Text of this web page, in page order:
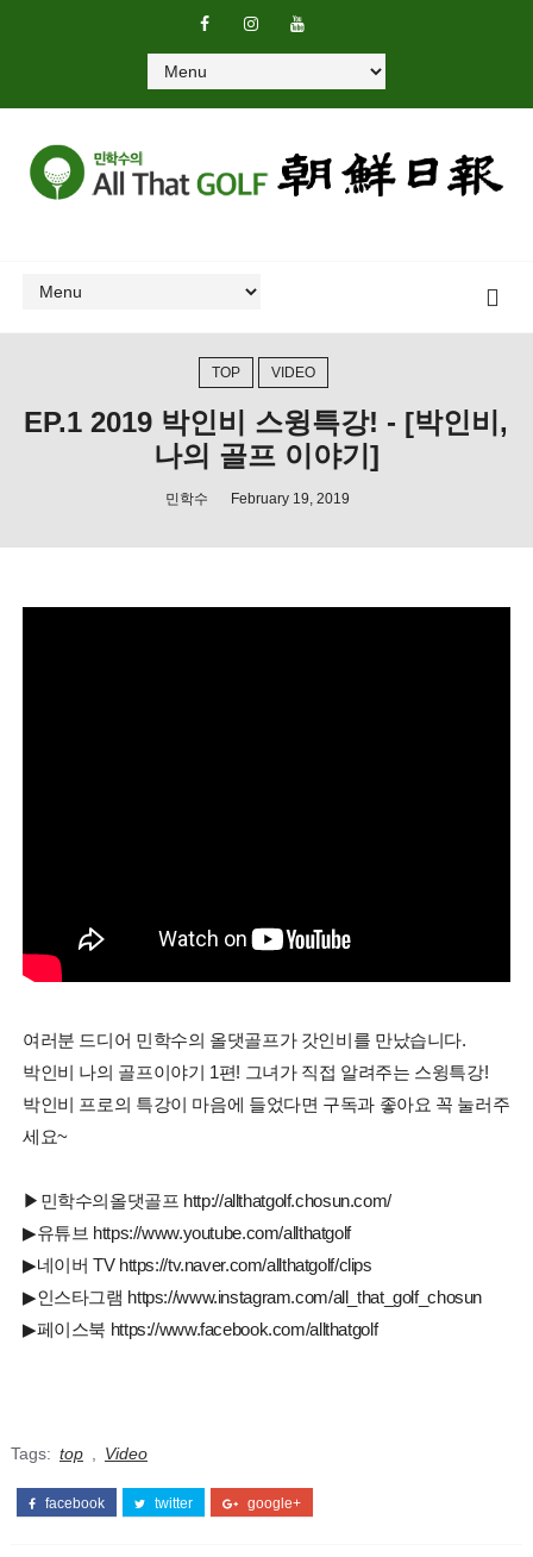
TOP VIDEO
EP.1 2019 박인비 스윙특강! - [박인비,
나의 골프 이야기]
민학수 February 19, 2019
여러분 드디어 민학수의 올댓골프가 갓인비를 만났습니다.
박인비 나의 골프이야기 1편! 그녀가 직접 알려주는 스윙특강!
박인비 프로의 특강이 마음에 들었다면 구독과 좋아요 꼭 눌러주
세요~
▶민학수의올댓골프 http://allthatgolf.chosun.com/
▶유튜브 https://www.youtube.com/allthatgolf
▶네이버 TV https://tv.naver.com/allthatgolf/clips
▶인스타그램 https://www.instagram.com/all_that_golf_chosun
▶페이스북 https://www.facebook.com/allthatgolf
Tags: top Video
facebook twitter google+